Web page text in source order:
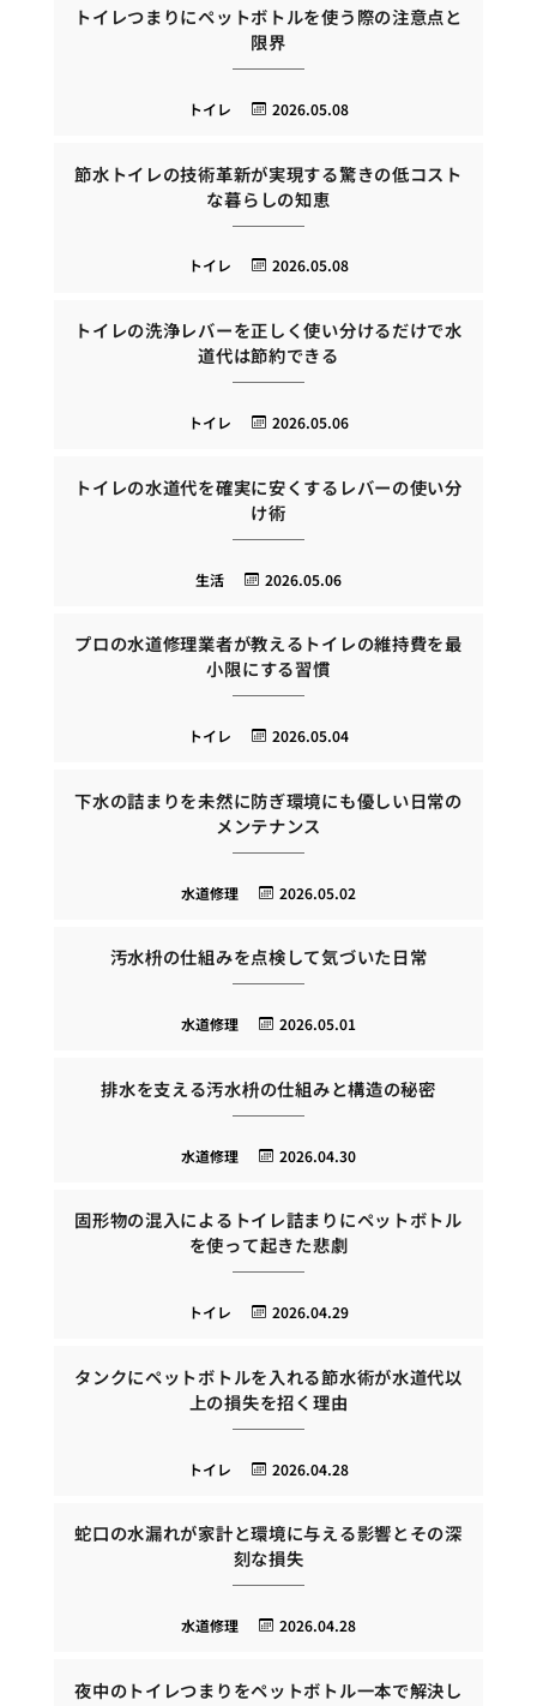
トイレつまりにペットボトルを使う際の注意点と
限界
2026.05.08
トイレ
節水トイレの技術革新が実現する驚きの低コスト
な暮らしの知恵
2026.05.08
トイレ
トイレの洗浄レバーを正しく使い分けるだけで水
道代は節約できる
2026.05.06
トイレ
トイレの水道代を確実に安くするレバーの使い分
け術
2026.05.06
生活
プロの水道修理業者が教えるトイレの維持費を最
小限にする習慣
2026.05.04
トイレ
下水の詰まりを未然に防ぎ環境にも優しい日常の
メンテナンス
2026.05.02
水道修理
汚水枡の仕組みを点検して気づいた日常
2026.05.01
水道修理
排水を支える汚水枡の仕組みと構造の秘密
2026.04.30
水道修理
固形物の混入によるトイレ詰まりにペットボトル
を使って起きた悲劇
2026.04.29
トイレ
タンクにペットボトルを入れる節水術が水道代以
上の損失を招く理由
2026.04.28
トイレ
蛇口の水漏れが家計と環境に与える影響とその深
刻な損失
2026.04.28
水道修理
夜中のトイレつまりをペットボトル一本で解決し